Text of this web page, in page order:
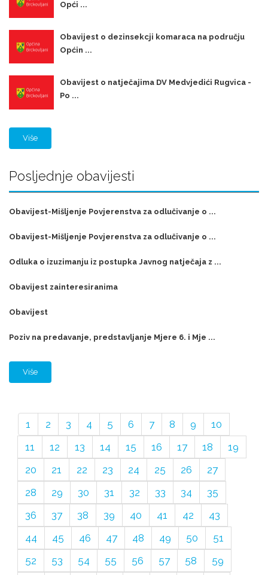
Opći ...
Obavijest o dezinsekcji komaraca na području
Općin ...
Obavijest o natječajima DV Medvjedići Rugvica -
Po ...
Više
Posljednje obavijesti
Obavijest-Mišljenje Povjerenstva za odlučivanje o ...
Obavijest-Mišljenje Povjerenstva za odlučivanje o ...
Odluka o izuzimanju iz postupka Javnog natječaja z ...
Obavijest zainteresiranima
Obavijest
Poziv na predavanje, predstavljanje Mjere 6. i Mje ...
Više
1 2 3 4 5 6 7 8 9
10
11
12 13 14 15 16 17 18
19
20
21 22 23 24 25 26
27
28
29 30 31 32 33 34
35
36
37 38 39 40 41 42
43
44
45 46 47 48 49 50
51
52
53 54 55 56 57 58
59